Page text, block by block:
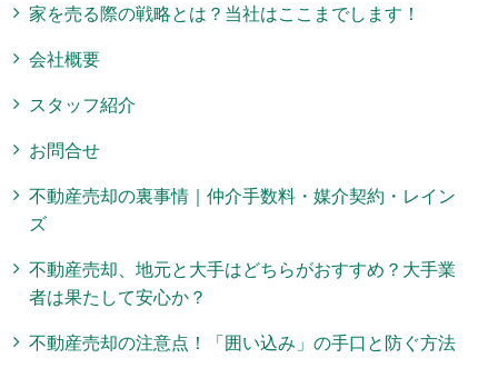
家を売る際の戦略とは？当社はここまでします！
会社概要
スタッフ紹介
お問合せ
不動産売却の裏事情｜仲介手数料・媒介契約・レイン
ズ
不動産売却、地元と大手はどちらがおすすめ？大手業
者は果たして安心か？
不動産売却の注意点！「囲い込み」の手口と防ぐ方法